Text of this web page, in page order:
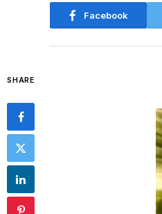
Facebook
SHARE